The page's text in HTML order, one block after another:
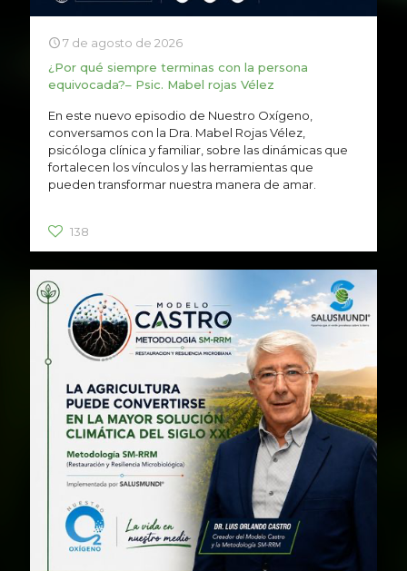
7 de agosto de 2026
¿Por qué siempre terminas con la persona
equivocada?– Psic. Mabel rojas Vélez
En este nuevo episodio de Nuestro Oxígeno,
conversamos con la Dra. Mabel Rojas Vélez,
psicóloga clínica y familiar, sobre las dinámicas que
fortalecen los vínculos y las herramientas que
pueden transformar nuestra manera de amar.
138